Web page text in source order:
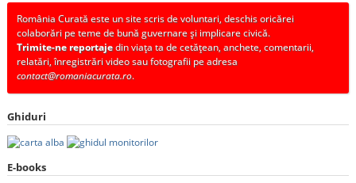
România Curată este un site scris de voluntari, deschis oricărei
colaborări pe teme de bună guvernare și implicare civică.
Trimite-ne reportajedin viața ta de cetățean, anchete, comentarii,
relatări, înregistrări video sau fotografii pe adresa
contact@romaniacurata.ro.
Ghiduri
E-books